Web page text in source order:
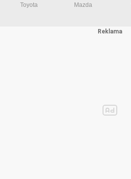
Toyota Mazda